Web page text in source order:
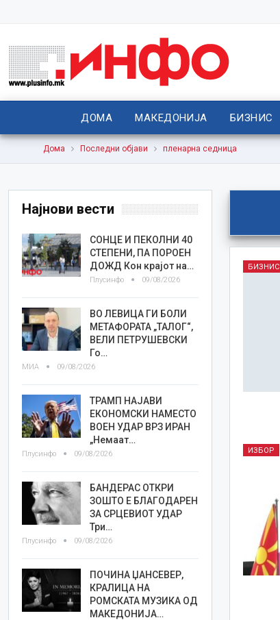
ДОМА МАКЕДОНИЈА БИЗНИС
Дома Последни објави пленарна седница
БИЗНИС
ИЗБОР
Најнови вести
СОНЦЕ И ПЕКОЛНИ 40
СТЕПЕНИ, ПА ПОРОЕН
ДОЖД Кон крајот на…
Плусинфо 09/08/2026
ВО ЛЕВИЦА ГИ БОЛИ
МЕТАФОРАТА „ТАЛОГ“,
ВЕЛИ ПЕТРУШЕВСКИ
Го…
МИА 09/08/2026
ТРАМП НАЈАВИ
ЕКОНОМСКИ НАМЕСТО
ВОЕН УДАР ВРЗ ИРАН
„Немаат…
Плусинфо 09/08/2026
БАНДЕРАС ОТКРИ
ЗОШТО Е БЛАГОДАРЕН
ЗА СРЦЕВИОТ УДАР
Три…
Плусинфо 09/08/2026
ПОЧИНА ЏАНСЕВЕР,
КРАЛИЦА НА
РОМСКАТА МУЗИКА ОД
МАКЕДОНИЈА…